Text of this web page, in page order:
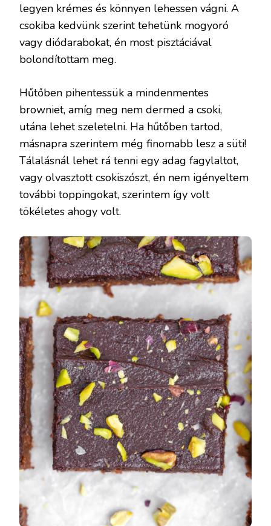
legyen krémes és könnyen lehessen vágni. A
csokiba kedvünk szerint tehetünk mogyoró
vagy diódarabokat, én most pisztáciával
bolondítottam meg.
Hűtőben pihentessük a mindenmentes
browniet, amíg meg nem dermed a csoki,
utána lehet szeletelni. Ha hűtőben tartod,
másnapra szerintem még finomabb lesz a süti!
Tálalásnál lehet rá tenni egy adag fagylaltot,
vagy olvasztott csokiszószt, én nem igényeltem
további toppingokat, szerintem így volt
tökéletes ahogy volt.